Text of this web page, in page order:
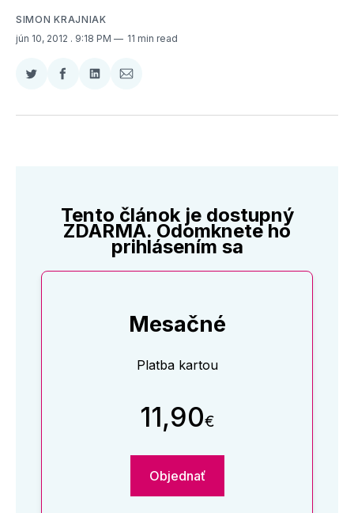
SIMON KRAJNIAK
jún 10, 2012 . 9:18 PM 11 min read
Zdieľať
Twitter
Zdieľať
Facebooku
Zdieľať
LinkedIne
Zdieľať
E-
Tento článok je dostupný
ZDARMA. Odomknete ho
prihlásením sa
Mesačné
Platba kartou
11,90€
Objednať